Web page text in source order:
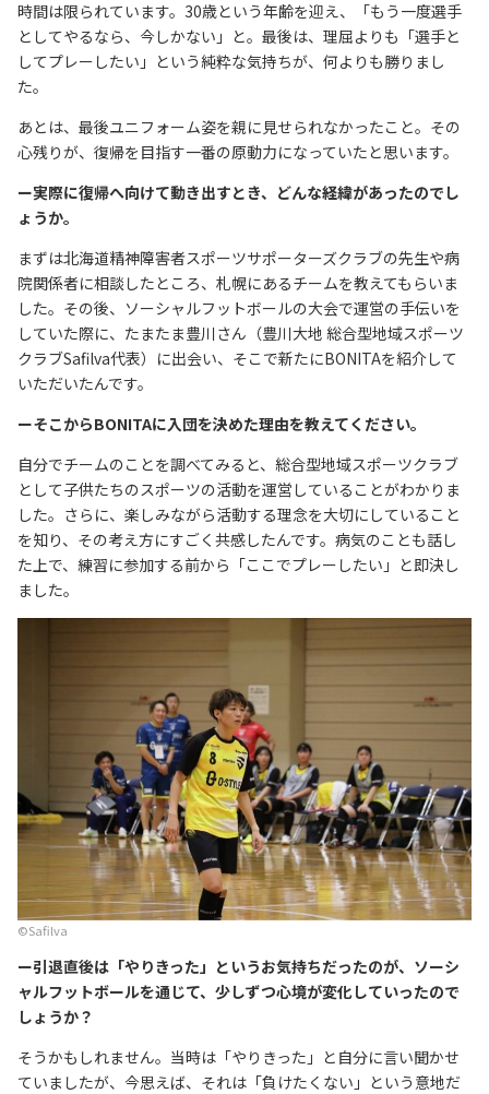
時間は限られています。30歳という年齢を迎え、「もう一度選手
としてやるなら、今しかない」と。最後は、理屈よりも「選手と
してプレーしたい」という純粋な気持ちが、何よりも勝りまし
た。
あとは、最後ユニフォーム姿を親に見せられなかったこと。その
心残りが、復帰を目指す一番の原動力になっていたと思います。
ー実際に復帰へ向けて動き出すとき、どんな経緯があったのでし
ょうか。
まずは北海道精神障害者スポーツサポーターズクラブの先生や病
院関係者に相談したところ、札幌にあるチームを教えてもらいま
した。その後、ソーシャルフットボールの大会で運営の手伝いを
していた際に、たまたま豊川さん（豊川大地 ​総合型地域スポーツ
クラブSafilva代表）に出会い、そこで新たにBONITAを紹介して
いただいたんです。
ーそこからBONITAに入団を決めた理由を教えてください。
自分でチームのことを調べてみると、総合型地域スポーツクラブ
として子供たちのスポーツの活動を運営していることがわかりま
した。さらに、楽しみながら活動する理念を大切にしていること
を知り、その考え方にすごく共感したんです。病気のことも話し
た上で、練習に参加する前から「ここでプレーしたい」と即決し
ました。
©︎Safilva
ー引退直後は「やりきった」というお気持ちだったのが、ソーシ
ャルフットボールを通じて、少しずつ心境が変化していったので
しょうか？
そうかもしれません。当時は「やりきった」と自分に言い聞かせ
ていましたが、今思えば、それは「負けたくない」という意地だ